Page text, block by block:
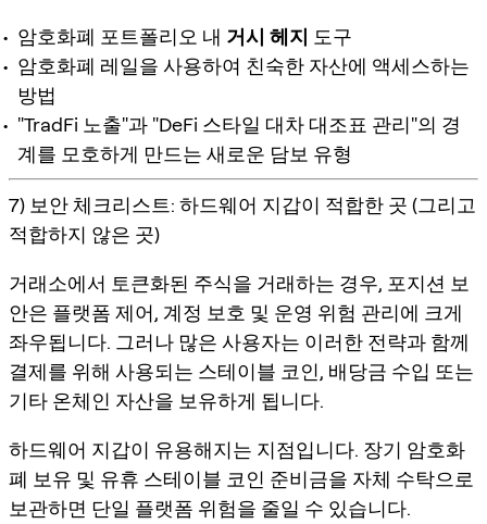
암호화폐 포트폴리오 내 거시 헤지 도구
암호화폐 레일을 사용하여 친숙한 자산에 액세스하는
방법
"TradFi 노출"과 "DeFi 스타일 대차 대조표 관리"의 경
계를 모호하게 만드는 새로운 담보 유형
7) 보안 체크리스트: 하드웨어 지갑이 적합한 곳 (그리고
적합하지 않은 곳)
거래소에서 토큰화된 주식을 거래하는 경우, 포지션 보
안은 플랫폼 제어, 계정 보호 및 운영 위험 관리에 크게
좌우됩니다. 그러나 많은 사용자는 이러한 전략과 함께
결제를 위해 사용되는 스테이블 코인, 배당금 수입 또는
기타 온체인 자산을 보유하게 됩니다.
하드웨어 지갑이 유용해지는 지점입니다. 장기 암호화
폐 보유 및 유휴 스테이블 코인 준비금을 자체 수탁으로
보관하면 단일 플랫폼 위험을 줄일 수 있습니다.